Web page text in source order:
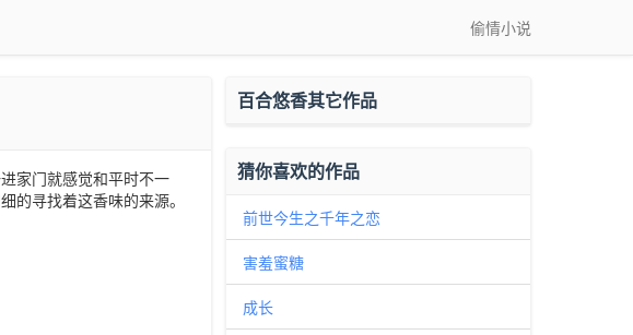
偷情小说
家门就感觉和平时不一
的寻找着这香味的来源。
百合悠香其它作品
猜你喜欢的作品
前世今生之千年之恋
害羞蜜糖
成长